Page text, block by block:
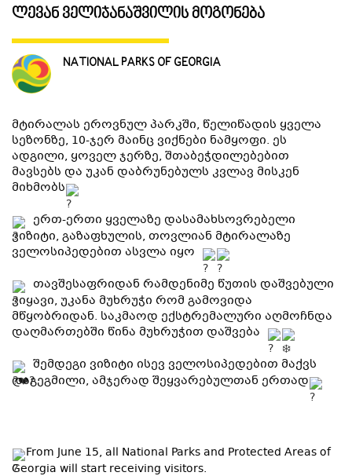
ᲒᲐᲜᲗᲐᲕᲡᲔᲑᲐ ᲓᲐ ᲙᲕᲔᲑᲐ
ᲡᲐᲧᲘᲓᲔᲚᲘ ᲜᲘᲕᲗᲔᲑᲘ
ᲒᲖᲐᲛᲙᲕᲚᲔᲕᲘ
ლევან ველიჯანაშვილის მოგონება
NATIONAL PARKS OF GEORGIA
მტირალას ეროვნულ პარკში, წელიწადის ყველა
სეზონზე, 10-ჯერ მაინც ვიქნები ნამყოფი. ეს
ადგილი, ყოველ ჯერზე, შთაბეჭდილებებით
მავსებს და უკან დაბრუნებულს კვლავ მისკენ
მიხმობს
ერთ-ერთი ყველაზე დასამახსოვრებელი
ვიზიტი, გაზაფხულის, თოვლიან მტირალაზე
ველოსიპედებით ასვლა იყო
თავშესაფრიდან რამდენიმე წუთის დაშვებული
ვიყავი, უკანა მუხრუჭი რომ გამოვიდა
მწყობრიდან. საკმაოდ ექსტრემალური აღმოჩნდა
დაღმართებში წინა მუხრუჭით დაშვება
შემდეგი ვიზიტი ისევ ველოსიპედებით მაქვს
დაგეგმილი, ამჯერად შეყვარებულთან ერთად
From June 15, all National Parks and Protected Areas of
Georgia will start receiving visitors.